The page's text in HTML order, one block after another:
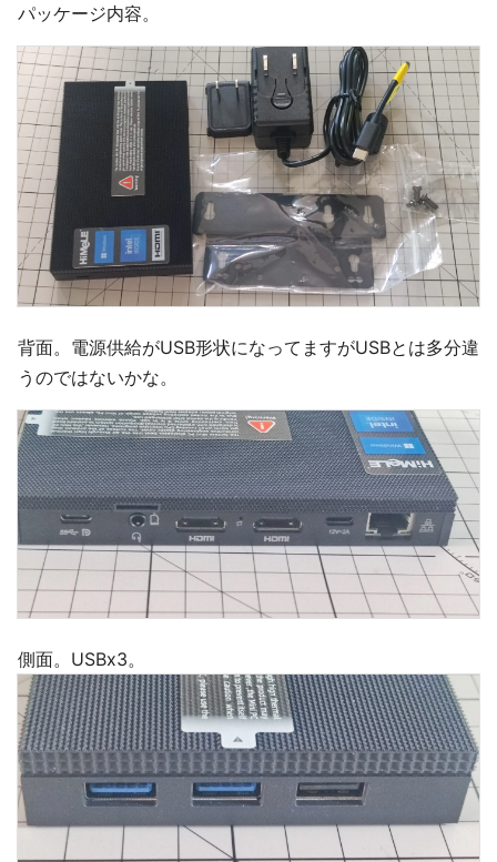
パッケージ内容。
背面。電源供給がUSB形状になってますがUSBとは多分違
うのではないかな。
側面。USBx3。